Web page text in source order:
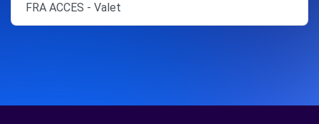
FRA ACCES - Valet